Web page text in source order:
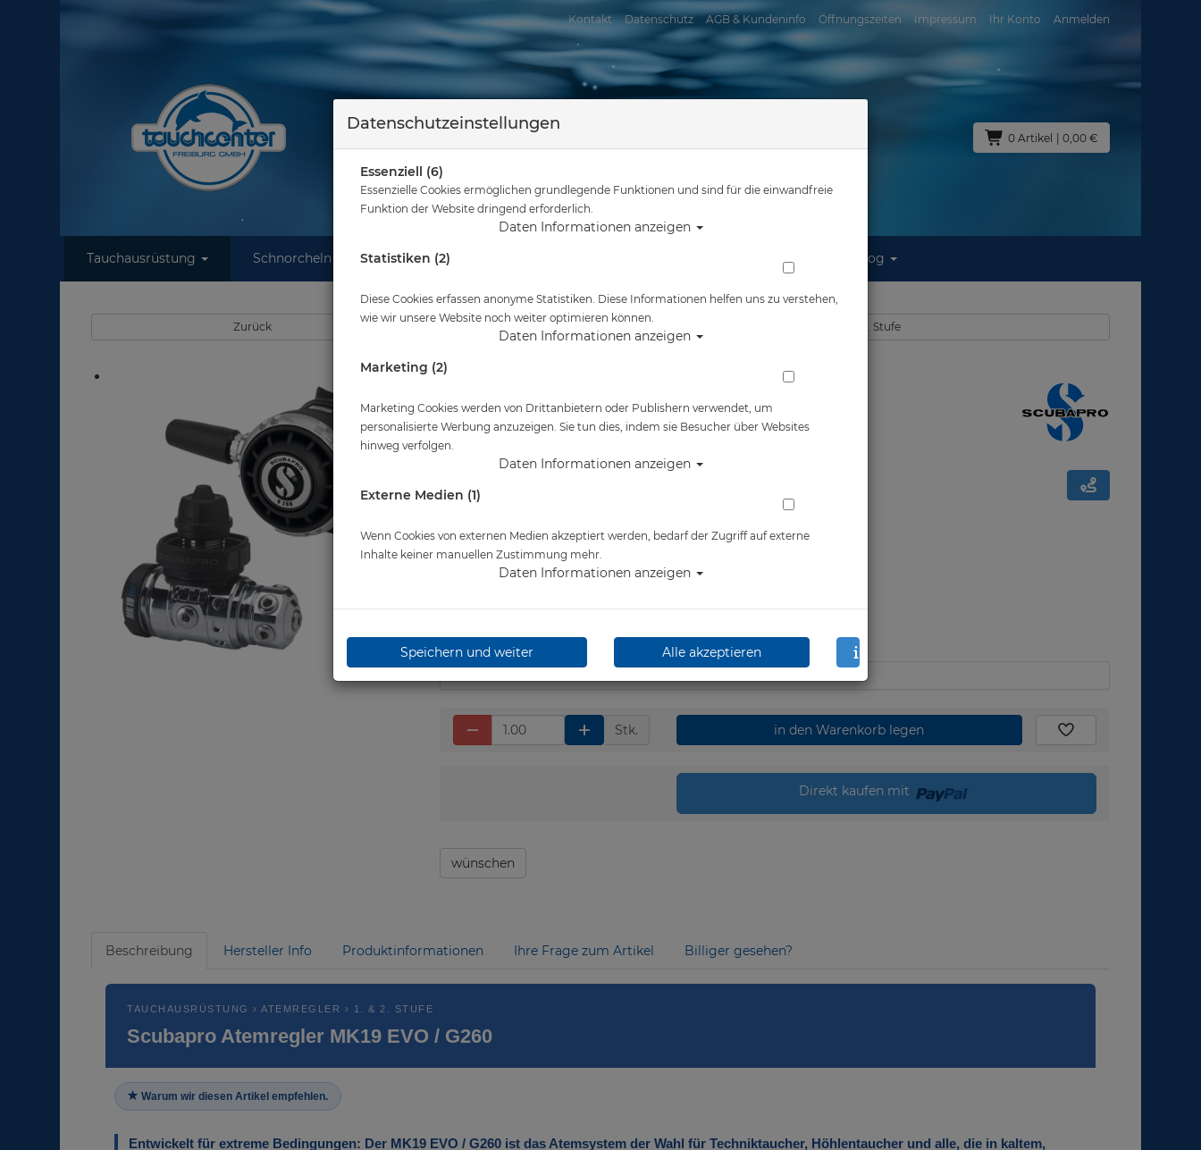
Kontakt Datenschutz AGB & Kundeninfo Öffnungszeiten Impressum Ihr Konto Anmelden
0 Artikel | 0,00 €
Tauchausrüstung Schnorcheln Wassersport Reisen Blog
Sie sind hier Tauchausrüstung Scubapro - MK19 EVO / G260 - Atemregler
Zurück Alle Artikel zeigen aus: Atemregler - 1. & 2. Stufe
Scubapro - MK19 EVO / G260 - Atemregler
Artikelnr.: scu-12255030
Herstellerpreis: 749,00 €
711,60 €*
Stk. in den Warenkorb legen
Direkt kaufen mit
wünschen
Beschreibung Hersteller Info Produktinformationen Ihre Frage zum Artikel Billiger gesehen?
TAUCHAUSRÜSTUNG › ATEMREGLER › 1. & 2. STUFE
Scubapro Atemregler MK19 EVO / G260
Warum wir diesen Artikel empfehlen.
Entwickelt für extreme Bedingungen: Der MK19 EVO / G260 ist das Atemsystem der Wahl für Techniktaucher, Höhlentaucher und alle, die in kaltem,
Datenschutzeinstellungen
Essenziell (6)
Essenzielle Cookies ermöglichen grundlegende Funktionen und sind für die einwandfreie
Funktion der Website dringend erforderlich.
Daten Informationen anzeigen
Statistiken (2)
Diese Cookies erfassen anonyme Statistiken. Diese Informationen helfen uns zu verstehen,
wie wir unsere Website noch weiter optimieren können.
Daten Informationen anzeigen
Marketing (2)
Marketing Cookies werden von Drittanbietern oder Publishern verwendet, um
personalisierte Werbung anzuzeigen. Sie tun dies, indem sie Besucher über Websites
hinweg verfolgen.
Daten Informationen anzeigen
Externe Medien (1)
Wenn Cookies von externen Medien akzeptiert werden, bedarf der Zugriff auf externe
Inhalte keiner manuellen Zustimmung mehr.
Daten Informationen anzeigen
Speichern und weiter Alle akzeptieren